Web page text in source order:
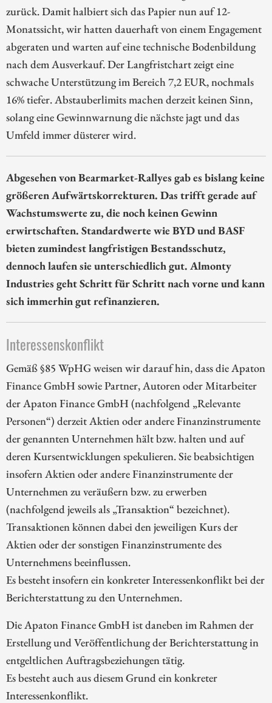
zurück. Damit halbiert sich das Papier nun auf 12-
Monatssicht, wir hatten dauerhaft von einem Engagement
abgeraten und warten auf eine technische Bodenbildung
nach dem Ausverkauf. Der Langfristchart zeigt eine
schwache Unterstützung im Bereich 7,2 EUR, nochmals
16% tiefer. Abstauberlimits machen derzeit keinen Sinn,
solang eine Gewinnwarnung die nächste jagt und das
Umfeld immer düsterer wird.
Abgesehen von Bearmarket-Rallyes gab es bislang keine
größeren Aufwärtskorrekturen. Das trifft gerade auf
Wachstumswerte zu, die noch keinen Gewinn
erwirtschaften. Standardwerte wie BYD und BASF
bieten zumindest langfristigen Bestandsschutz,
dennoch laufen sie unterschiedlich gut. Almonty
Industries geht Schritt für Schritt nach vorne und kann
sich immerhin gut refinanzieren.
Interessenskonflikt
Gemäß §85 WpHG weisen wir darauf hin, dass die Apaton
Finance GmbH sowie Partner, Autoren oder Mitarbeiter
der Apaton Finance GmbH (nachfolgend „Relevante
Personen“) derzeit Aktien oder andere Finanzinstrumente
der genannten Unternehmen hält bzw. halten und auf
deren Kursentwicklungen spekulieren. Sie beabsichtigen
insofern Aktien oder andere Finanzinstrumente der
Unternehmen zu veräußern bzw. zu erwerben
(nachfolgend jeweils als „Transaktion“ bezeichnet).
Transaktionen können dabei den jeweiligen Kurs der
Aktien oder der sonstigen Finanzinstrumente des
Unternehmens beeinflussen.
Es besteht insofern ein konkreter Interessenkonflikt bei der
Berichterstattung zu den Unternehmen.
Die Apaton Finance GmbH ist daneben im Rahmen der
Erstellung und Veröffentlichung der Berichterstattung in
entgeltlichen Auftragsbeziehungen tätig.
Es besteht auch aus diesem Grund ein konkreter
Interessenkonflikt.